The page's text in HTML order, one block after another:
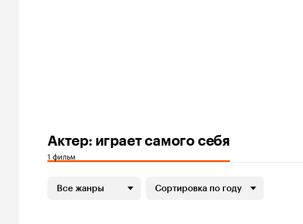
Актер: играет самого себя
1 фильм
Все жанры Сортировка по году